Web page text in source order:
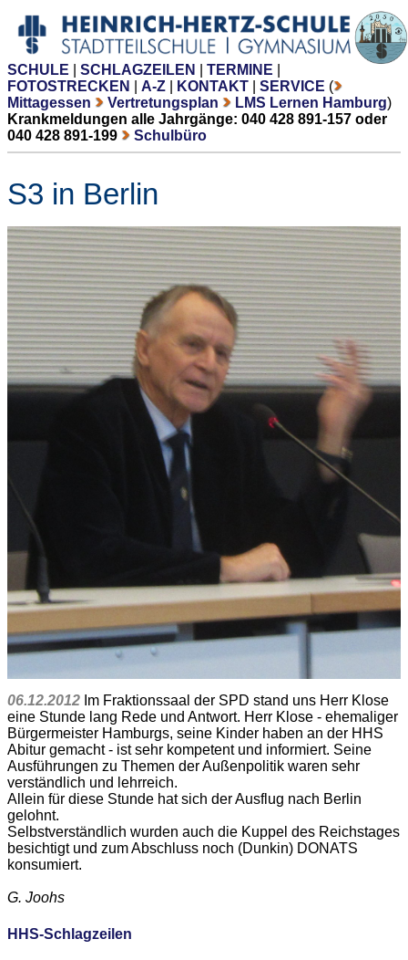
SCHULE SCHLAGZEILEN TERMINE
FOTOSTRECKEN
A-Z KONTAKT SERVICE (
Mittagessen
Vertretungsplan LMS Lernen Hamburg)
Krankmeldungen alle Jahrgänge: 040 428 891-157 oder
040 428 891-199
Schulbüro
S3 in Berlin
06.12.2012 Im Fraktionssaal der SPD stand uns Herr Klose
eine Stunde lang Rede und Antwort. Herr Klose - ehemaliger
Bürgermeister Hamburgs, seine Kinder haben an der HHS
Abitur gemacht - ist sehr kompetent und informiert. Seine
Ausführungen zu Themen der Außenpolitik waren sehr
verständlich und lehrreich.
Allein für diese Stunde hat sich der Ausflug nach Berlin
gelohnt.
Selbstverständlich wurden auch die Kuppel des Reichstages
besichtigt und zum Abschluss noch (Dunkin) DONATS
konsumiert.
G. Joohs
HHS-Schlagzeilen